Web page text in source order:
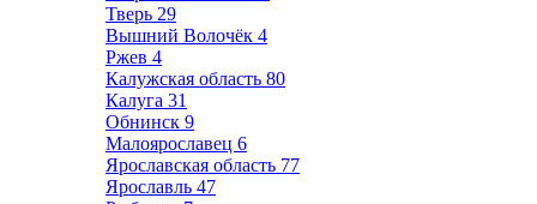
Тверь 29
Вышний Волочёк 4
Ржев 4
Калужская область 80
Калуга 31
Обнинск 9
Малоярославец 6
Ярославская область 77
Ярославль 47